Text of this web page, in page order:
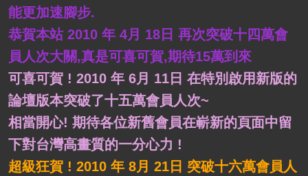
能更加速腳步.
恭賀本站 2010 年 4月 18日 再次突破十四萬會
員人次大關,真是可喜可賀,期待15萬到來
可喜可賀 ! 2010 年 6月 11日 在特別啟用新版的
論壇版本突破了十五萬會員人次~
相當開心! 期待各位新舊會員在嶄新的頁面中留
下對台灣高畫質的一分心力 !
超級狂賀 ! 2010 年 8月 21日 突破十六萬會員人